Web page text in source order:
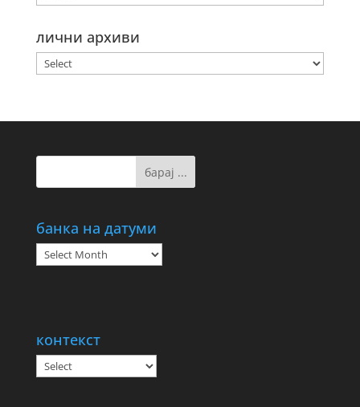
лични архиви
банка на датуми
банка
на
контекст